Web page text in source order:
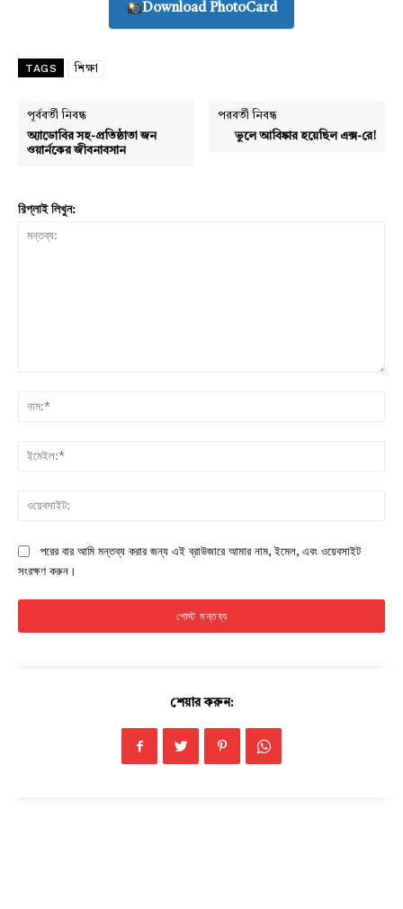
Company
Download PhotoCard
TAGS শিক্ষা
পূর্ববর্তী নিবন্ধ
অ্যাডোবির সহ-প্রতিষ্ঠাতা জন
ওয়ার্নকের জীবনাবসান
পরবর্তী নিবন্ধ
ভুলে আবিষ্কার হয়েছিল এক্স-রে!
রিপ্লাই লিখুন:
পরের বার আমি মন্তব্য করার জন্য এই ব্রাউজারে আমার নাম, ইমেল, এবং ওয়েবসাইট
সংরক্ষণ করুন।
শেয়ার করুন: